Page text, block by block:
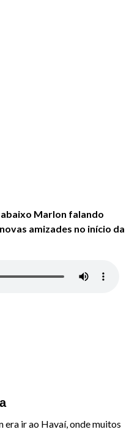
Marlon falando
amizades no início da
era ir ao Havaí, onde muitos